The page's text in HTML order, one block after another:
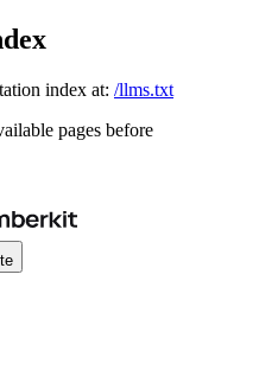
index at: /llms.txt
pages before